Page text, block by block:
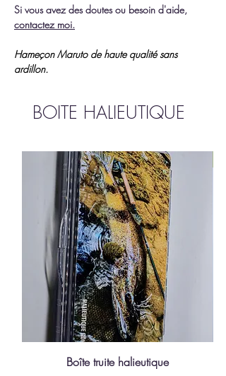
Si vous avez des doutes ou besoin d'aide,
contactez moi.
Hameçon Maruto de haute qualité sans
ardillon.
BOITE HALIEUTIQUE
Boîte truite halieutique